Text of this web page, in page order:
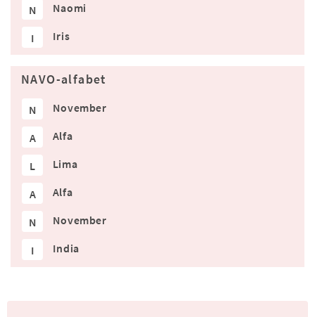
N Naomi
I Iris
NAVO-alfabet
N November
A Alfa
L Lima
A Alfa
N November
I India